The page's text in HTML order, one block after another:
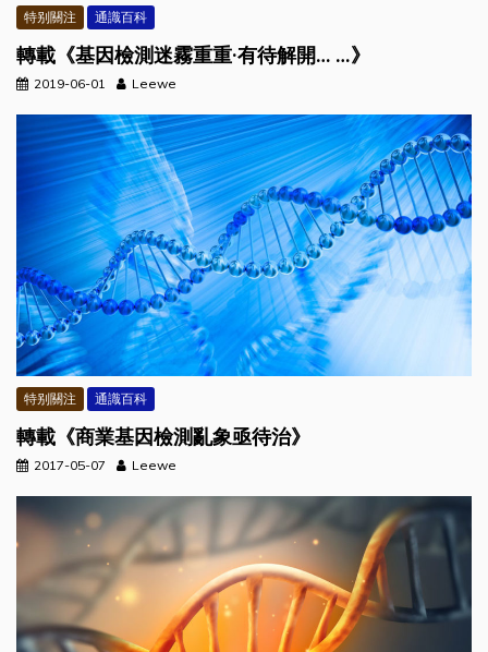
特别關注 通識百科
轉載《基因檢測迷霧重重·有待解開… …》
2019-06-01 Leewe
特别關注 通識百科
轉載《商業基因檢測亂象亟待治》
2017-05-07 Leewe